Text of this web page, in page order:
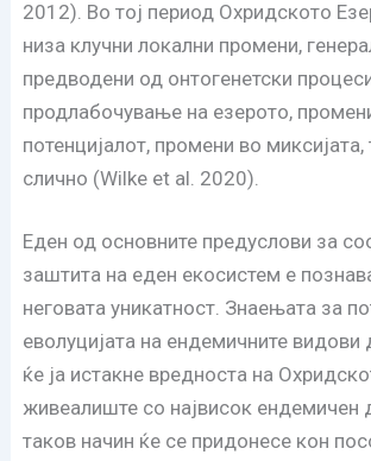
2012). Во тој период Охридското
низа клучни локални промени,
предводени од онтогенетски
продлабочување на езерото,
потенцијалот, промени во миксијата,
слично (Wilke et al. 2020).
Еден од основните предуслови за
заштита на еден екосистем е
неговата уникатност. Знаењата за
еволуцијата на ендемичните видови
ќе ја истакне вредноста на
живеалиште со највисок ендемичен
таков начин ќе се придонесе кон